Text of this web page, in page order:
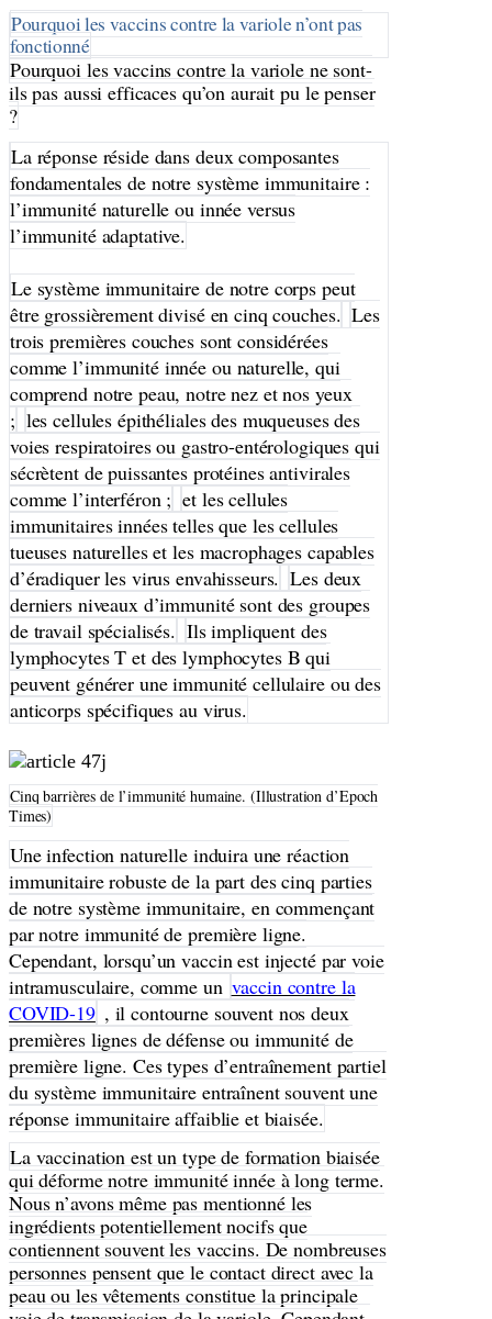
Pourquoi les vaccins contre la variole n’ont pas
fonctionné
Pourquoi les vaccins contre la variole ne sont-
ils pas aussi efficaces qu’on aurait pu le penser
?
La réponse réside dans deux composantes
fondamentales de notre système immunitaire :
l’immunité naturelle ou innée versus
l’immunité adaptative.
Le système immunitaire de notre corps peut
être grossièrement divisé en cinq couches. Les
trois premières couches sont considérées
comme l’immunité innée ou naturelle, qui
comprend notre peau, notre nez et nos yeux
; les cellules épithéliales des muqueuses des
voies respiratoires ou gastro-entérologiques qui
sécrètent de puissantes protéines antivirales
comme l’interféron ; et les cellules
immunitaires innées telles que les cellules
tueuses naturelles et les macrophages capables
d’éradiquer les virus envahisseurs. Les deux
derniers niveaux d’immunité sont des groupes
de travail spécialisés. Ils impliquent des
lymphocytes T et des lymphocytes B qui
peuvent générer une immunité cellulaire ou des
anticorps spécifiques au virus.
Cinq barrières de l’immunité humaine. (Illustration d’Epoch
Times)
Une infection naturelle induira une réaction
immunitaire robuste de la part des cinq parties
de notre système immunitaire, en commençant
par notre immunité de première ligne.
Cependant, lorsqu’un vaccin est injecté par voie
intramusculaire, comme un vaccin contre la
COVID-19 , il contourne souvent nos deux
premières lignes de défense ou immunité de
première ligne. Ces types d’entraînement partiel
du système immunitaire entraînent souvent une
réponse immunitaire affaiblie et biaisée.
La vaccination est un type de formation biaisée
qui déforme notre immunité innée à long terme.
Nous n’avons même pas mentionné les
ingrédients potentiellement nocifs que
contiennent souvent les vaccins. De nombreuses
personnes pensent que le contact direct avec la
peau ou les vêtements constitue la principale